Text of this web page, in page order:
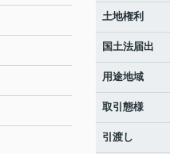
土地権利
国土法届出
用途地域
取引態様
引渡し